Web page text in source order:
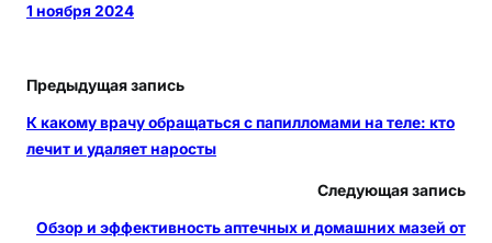
1 ноября 2024
Предыдущая запись
К какому врачу обращаться с папилломами на теле: кто
лечит и удаляет наросты
Следующая запись
Обзор и эффективность аптечных и домашних мазей от